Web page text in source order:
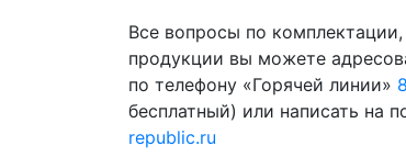
Все вопросы по
продукции вы можете
по телефону «Горячей линии»
бесплатный) или написать на
republic.ru